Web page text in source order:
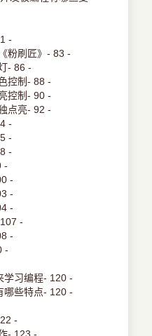
-
粉刷匠》- 83 -
- 86 -
控制- 88 -
控制- 90 -
点亮- 92 -
-
-
-
-
-
-
-
-
-
-
学习编程- 120 -
哪些特点- 120 -
-